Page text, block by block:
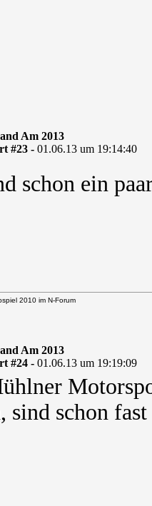
Am 2013
#23 - 01.06.13 um 19:14:40
schon ein
2010 im N-Forum
Am 2013
#24 - 01.06.13 um 19:19:09
sind schon